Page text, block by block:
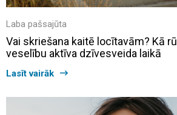
Laba pašsajūta
Vai skriešana kaitē locītavām? Kā
veselību aktīva dzīvesveida laikā
Lasīt vairāk